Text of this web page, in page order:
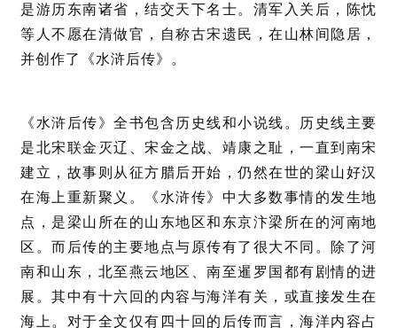
是游历东南诸省，结交天下名士。清军入关后，陈忱
等人不愿在清做官，自称古宋遗民，在山林间隐居，
并创作了《水浒后传》。
《水浒后传》全书包含历史线和小说线。历史线主要
是北宋联金灭辽、宋金之战、靖康之耻，一直到南宋
建立，故事则从征方腊后开始，仍然在世的梁山好汉
在海上重新聚义。《水浒传》中大多数事情的发生地
点，是梁山所在的山东地区和东京汴梁所在的河南地
区。而后传的主要地点与原传有了很大不同。除了河
南和山东，北至燕云地区、南至暹罗国都有剧情的进
展。其中有十六回的内容与海洋有关，或直接发生在
海上。对于全文仅有四十回的后传而言，海洋内容占